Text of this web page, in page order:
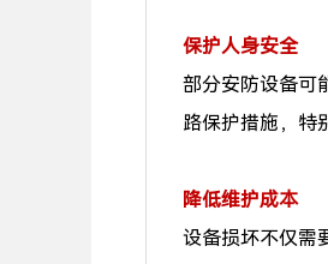
保护人身安全
部分安防设备可
路保护措施，特
降低维护成本
设备损坏不仅需